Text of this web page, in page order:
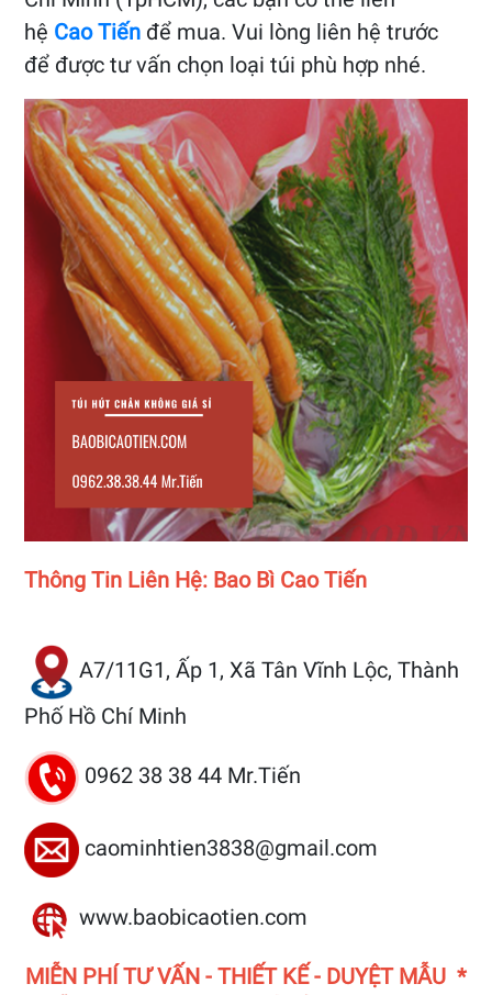
hệ Cao Tiến để mua. Vui lòng liên hệ trước
để được tư vấn chọn loại túi phù hợp nhé.
Thông Tin Liên Hệ: Bao Bì Cao Tiến
A7/11G1, Ấp 1, Xã Tân Vĩnh Lộc, Thành
Phố Hồ Chí Minh
0962 38 38 44 Mr.Tiến
caominhtien3838@gmail.com
www.baobicaotien.com
MIỄN PHÍ TƯ VẤN - THIẾT KẾ - DUYỆT MẪU *